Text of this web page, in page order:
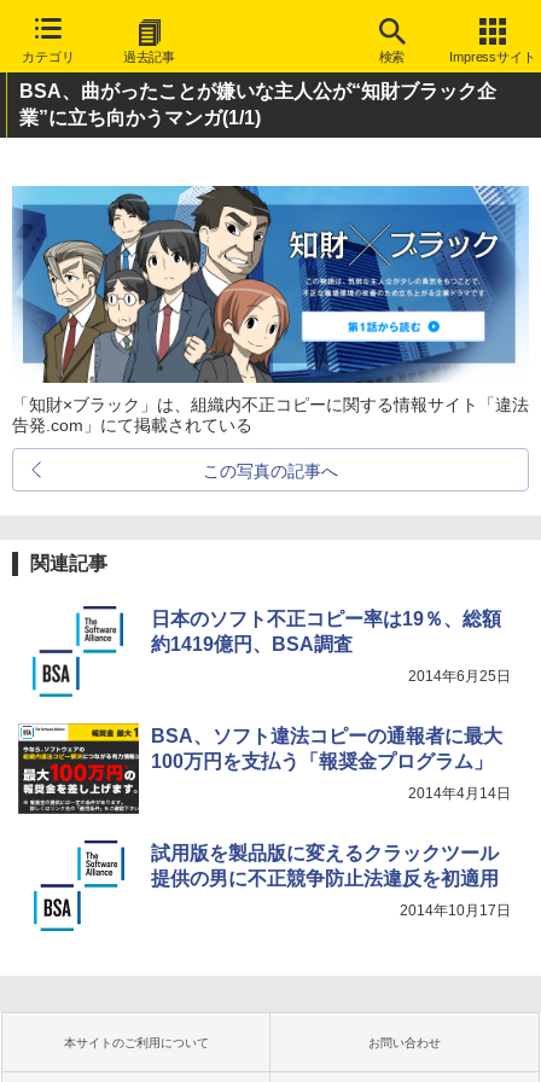
カテゴリ 過去記事 検索 Impressサイト
BSA、曲がったことが嫌いな主人公が“知財ブラック企
業”に立ち向かうマンガ(1/1)
「知財×ブラック」は、組織内不正コピーに関する情報サイト「違法
告発.com」にて掲載されている
この写真の記事へ
関連記事
日本のソフト不正コピー率は19％、総額
約1419億円、BSA調査
2014年6月25日
BSA、ソフト違法コピーの通報者に最大
100万円を支払う「報奨金プログラム」
2014年4月14日
試用版を製品版に変えるクラックツール
提供の男に不正競争防止法違反を初適用
2014年10月17日
本サイトのご利用について お問い合わせ